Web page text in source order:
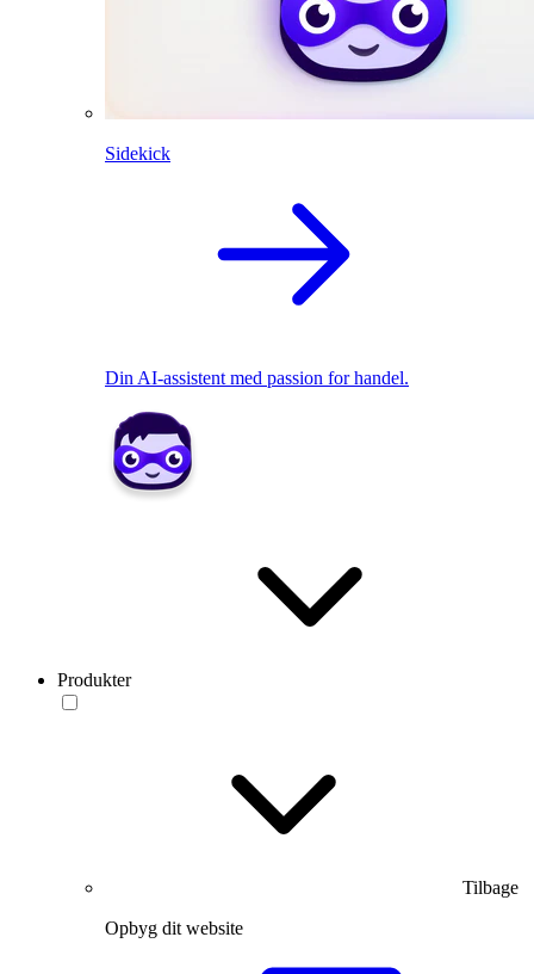
Sidekick
Din AI-assistent med passion for handel.
Produkter
Tilbage
Opbyg dit website